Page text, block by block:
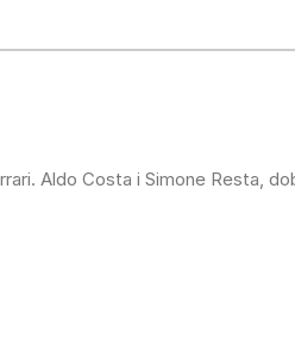
Aldo Costa i Simone Resta,